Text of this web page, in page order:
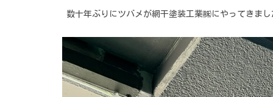
数十年ぶりにツバメが網干塗装工業㈱にやってきまし